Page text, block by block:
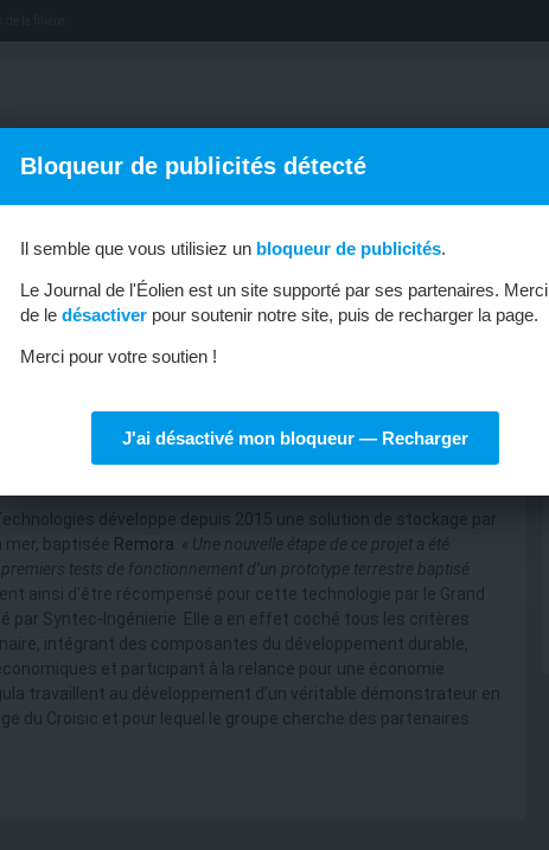
OFFRES D’EMPLOI MÉTIERS & FORMATIONS
développe depuis 2015 une solution de stockage par
baptisée Remora
« Une nouvelle étape de ce projet a été
tests de fonctionnement d’un prototype terrestre baptisé
ainsi d'être récompensé pour cette technologie par le Grand
par Syntec-Ingénierie. Elle a en effet coché tous les critères
intégrant des composantes du développement durable,
et participant à la relance pour une économie
travaillent au développement d’un véritable démonstrateur en
du Croisic et pour lequel le groupe cherche des partenaires
Bloqueur de publicités détecté
Il semble que vous utilisiez un bloqueur de publicités.
Le Journal de l'Éolien est un site supporté par ses partenaires. Merci
de le désactiver pour soutenir notre site, puis de recharger la page.
Merci pour votre soutien !
J'ai désactivé mon bloqueur — Recharger